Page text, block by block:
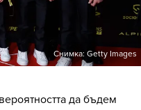
Снимка: Getty Images
да бъдем